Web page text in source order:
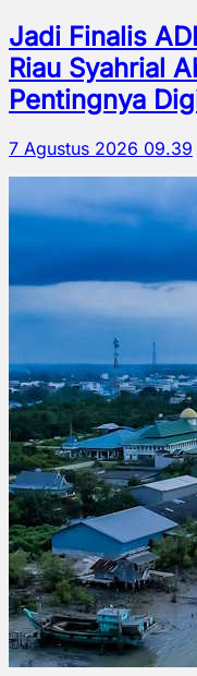
Jadi Finalis
Riau Syahrial
Pentingnya
7 Agustus 2026 09.39